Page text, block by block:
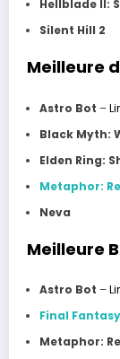
Hellblade II:
Silent Hill 2
Meilleure
Astro Bot –
Black Myth:
Elden Ring:
Metaphor:
Neva
Meilleure
Astro Bot –
Final
Metaphor: